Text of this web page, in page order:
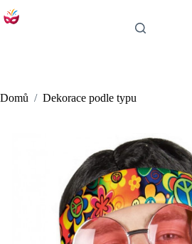
to
Domů / Dekorace podle typu